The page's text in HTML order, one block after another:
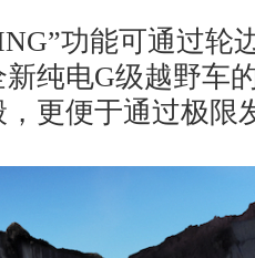
功能可通过轮
新纯电G级越野车
，更便于通过极限